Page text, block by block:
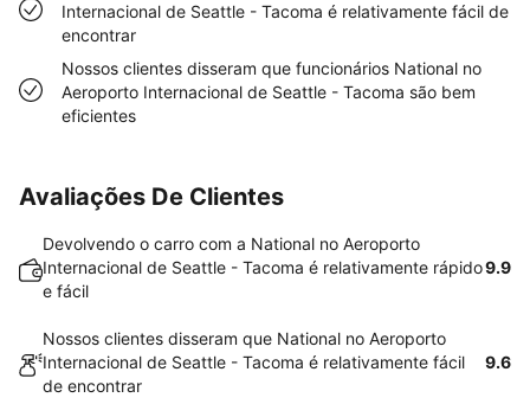
Internacional de Seattle - Tacoma é relativamente fácil de
encontrar
Nossos clientes disseram que funcionários National no
Aeroporto Internacional de Seattle - Tacoma são bem
eficientes
Avaliações De Clientes
Devolvendo o carro com a National no Aeroporto
Internacional de Seattle - Tacoma é relativamente rápido
e fácil
9.9
Nossos clientes disseram que National no Aeroporto
Internacional de Seattle - Tacoma é relativamente fácil
de encontrar
9.6